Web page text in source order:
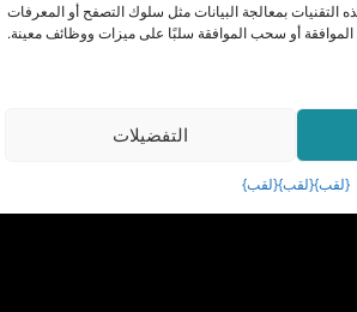
التقنيات بمعالجة البيانات مثل سلوك التصفح أو المعرفات
الموافقة أو سحب الموافقة سلبًا على ميزات ووظائف معينة.
التفضيلات
{لقب}{لقب}{لقب}